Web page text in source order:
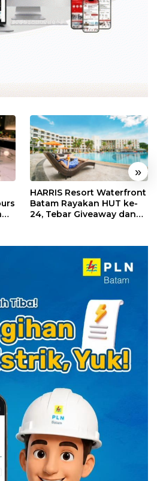
»
HARRIS Resort Waterfront
Batam Rayakan HUT ke-
24, Tebar Giveaway dan